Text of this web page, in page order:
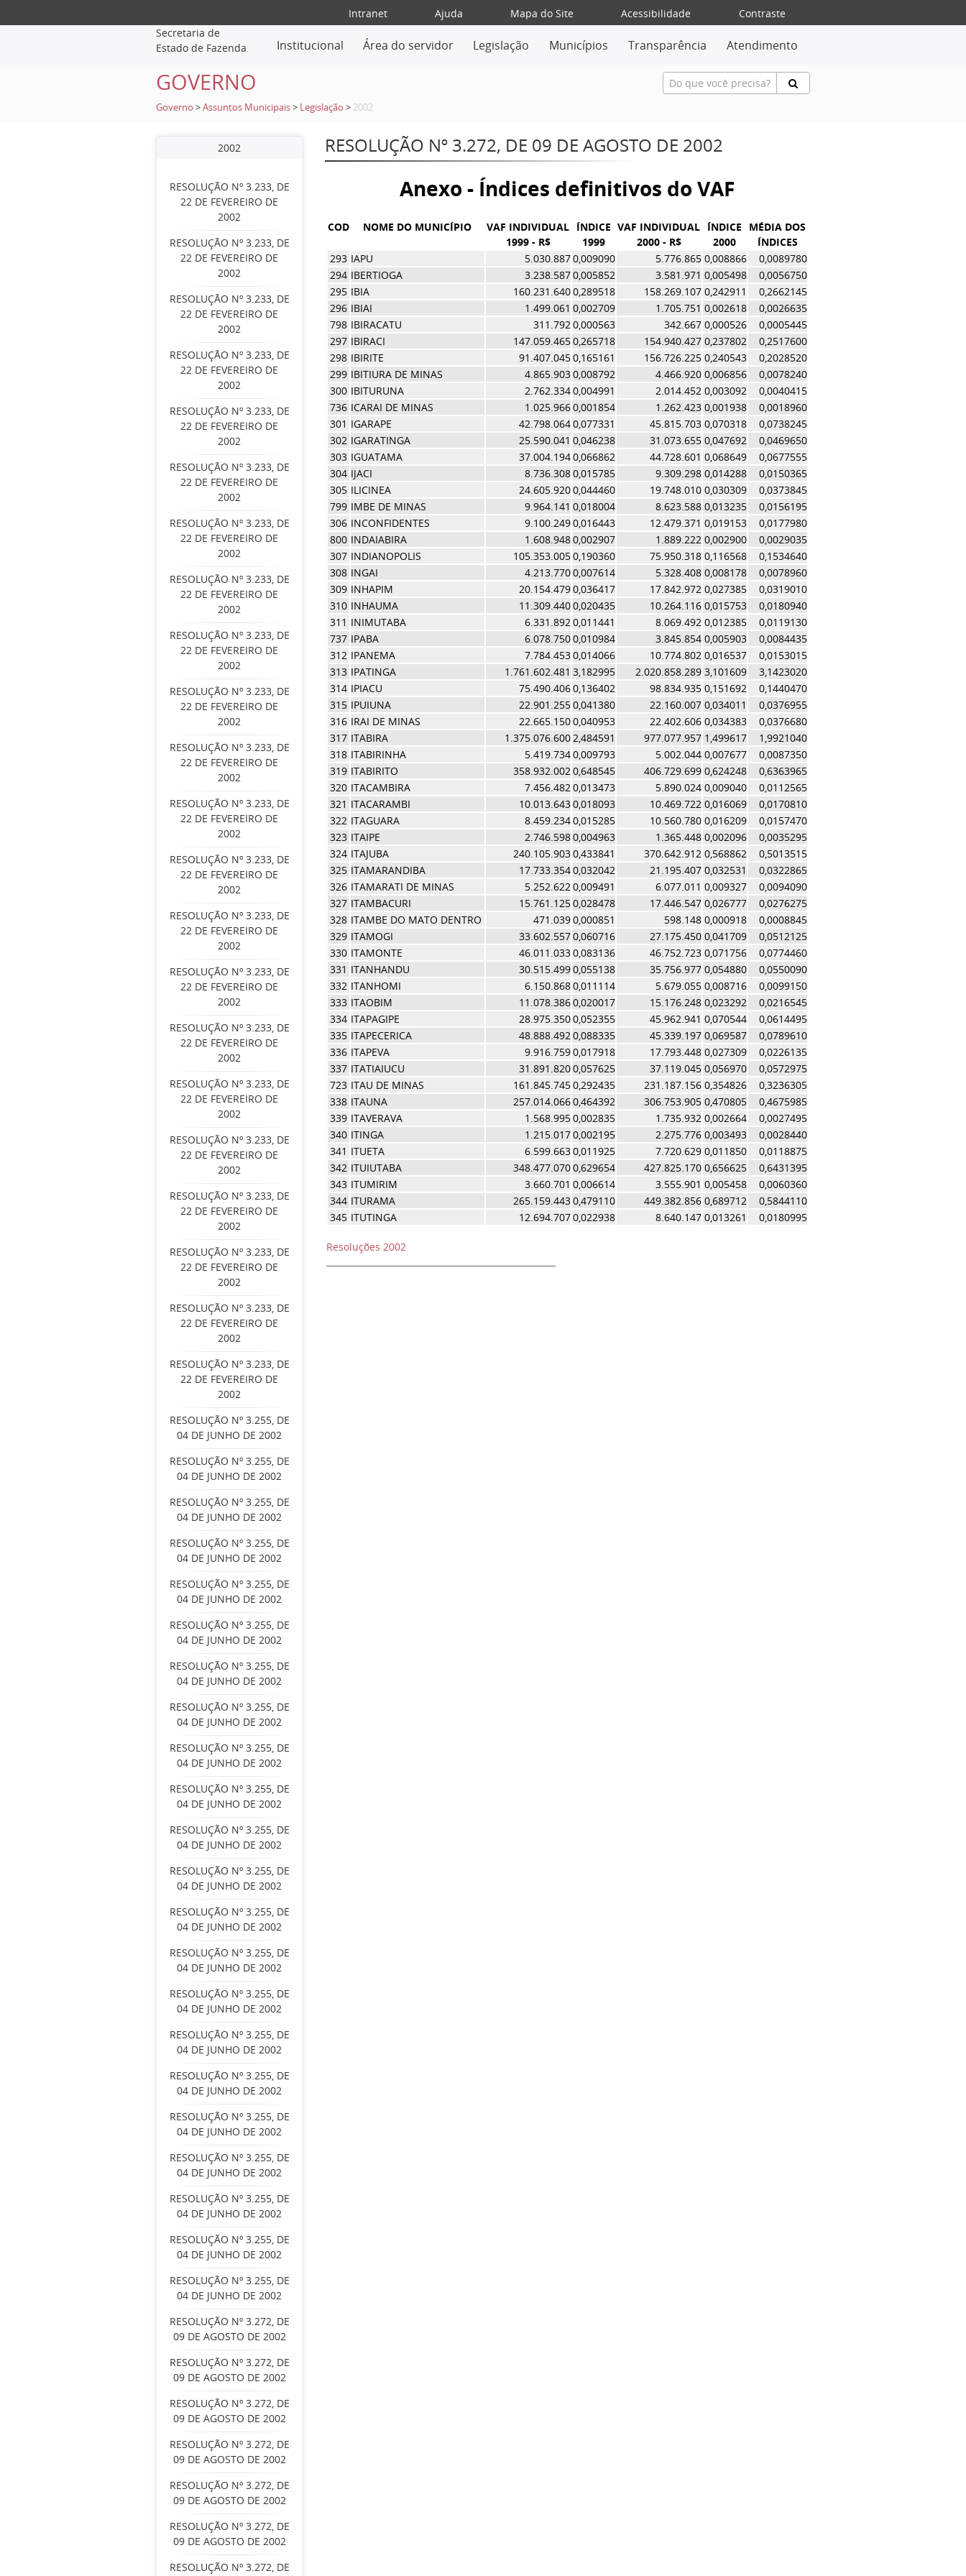
Intranet Ajuda Mapa do Site Acessibilidade
Contraste
Secretaria de
Estado de Fazenda
Institucional Área do servidor Legislação Municípios Transparência Atendimento
GOVERNO
Governo >Assuntos Municipais > Legislação > 2002
2002
RESOLUÇÃO Nº 3.233, DE
22 DE FEVEREIRO DE
2002
RESOLUÇÃO Nº 3.233, DE
22 DE FEVEREIRO DE
2002
RESOLUÇÃO Nº 3.233, DE
22 DE FEVEREIRO DE
2002
RESOLUÇÃO Nº 3.233, DE
22 DE FEVEREIRO DE
2002
RESOLUÇÃO Nº 3.233, DE
22 DE FEVEREIRO DE
2002
RESOLUÇÃO Nº 3.233, DE
22 DE FEVEREIRO DE
2002
RESOLUÇÃO Nº 3.233, DE
22 DE FEVEREIRO DE
2002
RESOLUÇÃO Nº 3.233, DE
22 DE FEVEREIRO DE
2002
RESOLUÇÃO Nº 3.233, DE
22 DE FEVEREIRO DE
2002
RESOLUÇÃO Nº 3.233, DE
22 DE FEVEREIRO DE
2002
RESOLUÇÃO Nº 3.233, DE
22 DE FEVEREIRO DE
2002
RESOLUÇÃO Nº 3.233, DE
22 DE FEVEREIRO DE
2002
RESOLUÇÃO Nº 3.233, DE
22 DE FEVEREIRO DE
2002
RESOLUÇÃO Nº 3.233, DE
22 DE FEVEREIRO DE
2002
RESOLUÇÃO Nº 3.233, DE
22 DE FEVEREIRO DE
2002
RESOLUÇÃO Nº 3.233, DE
22 DE FEVEREIRO DE
2002
RESOLUÇÃO Nº 3.233, DE
22 DE FEVEREIRO DE
2002
RESOLUÇÃO Nº 3.233, DE
22 DE FEVEREIRO DE
2002
RESOLUÇÃO Nº 3.233, DE
22 DE FEVEREIRO DE
2002
RESOLUÇÃO Nº 3.233, DE
22 DE FEVEREIRO DE
2002
RESOLUÇÃO Nº 3.233, DE
22 DE FEVEREIRO DE
2002
RESOLUÇÃO Nº 3.233, DE
22 DE FEVEREIRO DE
2002
RESOLUÇÃO Nº 3.255, DE
04 DE JUNHO DE 2002
RESOLUÇÃO Nº 3.255, DE
04 DE JUNHO DE 2002
RESOLUÇÃO Nº 3.255, DE
04 DE JUNHO DE 2002
RESOLUÇÃO Nº 3.255, DE
04 DE JUNHO DE 2002
RESOLUÇÃO Nº 3.255, DE
04 DE JUNHO DE 2002
RESOLUÇÃO Nº 3.255, DE
04 DE JUNHO DE 2002
RESOLUÇÃO Nº 3.255, DE
04 DE JUNHO DE 2002
RESOLUÇÃO Nº 3.255, DE
04 DE JUNHO DE 2002
RESOLUÇÃO Nº 3.255, DE
04 DE JUNHO DE 2002
RESOLUÇÃO Nº 3.255, DE
04 DE JUNHO DE 2002
RESOLUÇÃO Nº 3.255, DE
04 DE JUNHO DE 2002
RESOLUÇÃO Nº 3.255, DE
04 DE JUNHO DE 2002
RESOLUÇÃO Nº 3.255, DE
04 DE JUNHO DE 2002
RESOLUÇÃO Nº 3.255, DE
04 DE JUNHO DE 2002
RESOLUÇÃO Nº 3.255, DE
04 DE JUNHO DE 2002
RESOLUÇÃO Nº 3.255, DE
04 DE JUNHO DE 2002
RESOLUÇÃO Nº 3.255, DE
04 DE JUNHO DE 2002
RESOLUÇÃO Nº 3.255, DE
04 DE JUNHO DE 2002
RESOLUÇÃO Nº 3.255, DE
04 DE JUNHO DE 2002
RESOLUÇÃO Nº 3.255, DE
04 DE JUNHO DE 2002
RESOLUÇÃO Nº 3.255, DE
04 DE JUNHO DE 2002
RESOLUÇÃO Nº 3.255, DE
04 DE JUNHO DE 2002
RESOLUÇÃO Nº 3.272, DE
09 DE AGOSTO DE 2002
RESOLUÇÃO Nº 3.272, DE
09 DE AGOSTO DE 2002
RESOLUÇÃO Nº 3.272, DE
09 DE AGOSTO DE 2002
RESOLUÇÃO Nº 3.272, DE
09 DE AGOSTO DE 2002
RESOLUÇÃO Nº 3.272, DE
09 DE AGOSTO DE 2002
RESOLUÇÃO Nº 3.272, DE
09 DE AGOSTO DE 2002
RESOLUÇÃO Nº 3.272, DE
RESOLUÇÃO Nº 3.272, DE 09 DE AGOSTO DE 2002
Anexo - Índices definitivos do VAF
COD NOME DO MUNICÍPIO
VAF INDIVIDUAL
1999 - R$
ÍNDICE
1999
VAF INDIVIDUAL
2000 - R$
ÍNDICE
2000
MÉDIA DOS
ÍNDICES
293 IAPU 5.030.8870,009090 5.776.865 0,008866
0,0089780
294 IBERTIOGA 3.238.5870,005852 3.581.971 0,005498
0,0056750
295 IBIA 160.231.6400,289518 158.269.107 0,242911
0,2662145
296 IBIAI 1.499.061 0,002709 1.705.751 0,002618
0,0026635
798 IBIRACATU 311.7920,000563 342.667 0,000526
0,0005445
297 IBIRACI 147.059.4650,265718 154.940.427 0,237802
0,2517600
298 IBIRITE 91.407.0450,165161 156.726.225 0,240543
0,2028520
299 IBITIURA DE MINAS 4.865.9030,008792 4.466.920 0,006856
0,0078240
300 IBITURUNA 2.762.3340,004991 2.014.452 0,003092
0,0040415
736 ICARAI DE MINAS 1.025.9660,001854 1.262.423 0,001938
0,0018960
301 IGARAPE 42.798.0640,077331 45.815.703 0,070318
0,0738245
302 IGARATINGA 25.590.041 0,046238 31.073.655 0,047692
0,0469650
303 IGUATAMA 37.004.1940,066862 44.728.601 0,068649
0,0677555
304 IJACI 8.736.3080,015785 9.309.298 0,014288
0,0150365
305 ILICINEA 24.605.9200,044460 19.748.010 0,030309
0,0373845
799 IMBE DE MINAS 9.964.141 0,018004 8.623.588 0,013235
0,0156195
306 INCONFIDENTES 9.100.2490,016443 12.479.371 0,019153
0,0177980
800 INDAIABIRA 1.608.9480,002907 1.889.222 0,002900
0,0029035
307 INDIANOPOLIS 105.353.0050,190360 75.950.318 0,116568
0,1534640
308 INGAI 4.213.7700,007614 5.328.408 0,008178
0,0078960
309 INHAPIM 20.154.4790,036417 17.842.972 0,027385
0,0319010
310 INHAUMA 11.309.4400,020435 10.264.116 0,015753
0,0180940
311 INIMUTABA 6.331.8920,011441 8.069.492 0,012385
0,0119130
737 IPABA 6.078.7500,010984 3.845.854 0,005903
0,0084435
312 IPANEMA 7.784.4530,014066 10.774.802 0,016537
0,0153015
313 IPATINGA 1.761.602.481 3,182995 2.020.858.289 3,101609
3,1423020
314 IPIACU 75.490.4060,136402 98.834.935 0,151692
0,1440470
315 IPUIUNA 22.901.2550,041380 22.160.007 0,034011
0,0376955
316 IRAI DE MINAS 22.665.1500,040953 22.402.606 0,034383
0,0376680
317 ITABIRA 1.375.076.6002,484591 977.077.957 1,499617
1,9921040
318 ITABIRINHA 5.419.7340,009793 5.002.044 0,007677
0,0087350
319 ITABIRITO 358.932.0020,648545 406.729.699 0,624248
0,6363965
320 ITACAMBIRA 7.456.4820,013473 5.890.024 0,009040
0,0112565
321 ITACARAMBI 10.013.6430,018093 10.469.722 0,016069
0,0170810
322 ITAGUARA 8.459.2340,015285 10.560.780 0,016209
0,0157470
323 ITAIPE 2.746.5980,004963 1.365.448 0,002096
0,0035295
324 ITAJUBA 240.105.9030,433841 370.642.912 0,568862
0,5013515
325 ITAMARANDIBA 17.733.3540,032042 21.195.407 0,032531
0,0322865
326 ITAMARATI DE MINAS 5.252.6220,009491 6.077.011 0,009327
0,0094090
327 ITAMBACURI 15.761.1250,028478 17.446.547 0,026777
0,0276275
328 ITAMBE DO MATO DENTRO 471.0390,000851 598.148 0,000918
0,0008845
329 ITAMOGI 33.602.5570,060716 27.175.450 0,041709
0,0512125
330 ITAMONTE 46.011.0330,083136 46.752.723 0,071756
0,0774460
331 ITANHANDU 30.515.4990,055138 35.756.977 0,054880
0,0550090
332 ITANHOMI 6.150.8680,011114 5.679.055 0,008716
0,0099150
333 ITAOBIM 11.078.3860,020017 15.176.248 0,023292
0,0216545
334 ITAPAGIPE 28.975.3500,052355 45.962.941 0,070544
0,0614495
335 ITAPECERICA 48.888.4920,088335 45.339.197 0,069587
0,0789610
336 ITAPEVA 9.916.7590,017918 17.793.448 0,027309
0,0226135
337 ITATIAIUCU 31.891.8200,057625 37.119.045 0,056970
0,0572975
723 ITAU DE MINAS 161.845.7450,292435 231.187.156 0,354826
0,3236305
338 ITAUNA 257.014.0660,464392 306.753.905 0,470805
0,4675985
339 ITAVERAVA 1.568.9950,002835 1.735.932 0,002664
0,0027495
340 ITINGA 1.215.0170,002195 2.275.776 0,003493
0,0028440
341 ITUETA 6.599.6630,011925 7.720.629 0,011850
0,0118875
342 ITUIUTABA 348.477.0700,629654 427.825.170 0,656625
0,6431395
343 ITUMIRIM 3.660.701 0,006614 3.555.901 0,005458
0,0060360
344 ITURAMA 265.159.4430,479110 449.382.856 0,689712
0,5844110
345 ITUTINGA 12.694.7070,022938 8.640.147 0,013261 0,0180995
Resoluções 2002